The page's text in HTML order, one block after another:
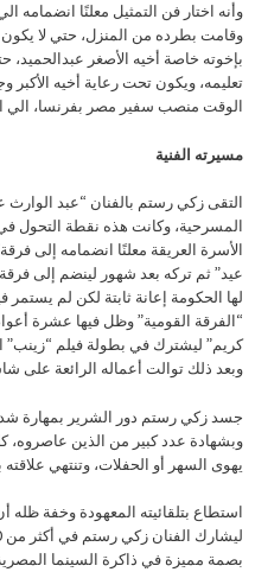
وأنه اختار فن التمثيل معلنًا انضمامه
وقامت بطرده من المنزل، حتي لا يكون
بإخوته خاصة أخيه الأصغر عبدالحميد،
تعليمه، ويكون تحت رعاية أخيه
الوقت منصب سفير مصر بفرنسا، الي
مسيرته الفنية
التقى زكي رستم بالفنان “عبد
المسرحية، وكانت هذه نقطة التحول في
الأسرة العريقة معلنًا انضمامه إلى
عيد” ثم تركه بعد شهور لينضم إلى
لها الحكومة إعانة ثابتة لكن لم يستمر
“الفرقة القومية” وظل فيها عشرة
كريم” ليشترك في بطولة فيلم “زينب”
وبعد ذلك توالت أعماله الرائعة على
جسد زكي رستم دور الشرير بمهارة
وبشهادة عدد كبير من الذين عاصروه،
يهوى السهر أو الحفلات، وتنتهي علاقته
استطاع بتلقائيته المعهودة وخفة ظله
بصمة مميزة في ذاكرة السينما